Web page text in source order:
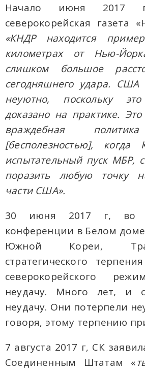
Начало июня 2017
северокорейская газета
«КНДР находится
километрах от Нью-
слишком большое
сегодняшнего удара. США
неуютно, поскольку
доказано на практике.
враждебная
[бесполезностью], когда
испытательный пуск МБР,
поразить любую точку
части США».
30 июня 2017 г, во
конференции в Белом
Южной Кореи,
стратегического
северокорейского
неудачу. Много лет, и
неудачу. Они потерпели
говоря, этому терпению
7 августа 2017 г, СК
Соединенным Штатам «